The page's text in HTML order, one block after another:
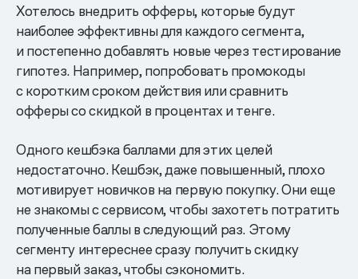
Хотелось внедрить офферы, которые будут
наиболее эффективны для каждого сегмента,
и постепенно добавлять новые через тестирование
гипотез. Например, попробовать промокоды
с коротким сроком действия или сравнить
офферы со скидкой в процентах и тенге.
Одного кешбэка баллами для этих целей
недостаточно. Кешбэк, даже повышенный, плохо
мотивирует новичков на первую покупку. Они еще
не знакомы с сервисом, чтобы захотеть потратить
полученные баллы в следующий раз. Этому
сегменту интереснее сразу получить скидку
на первый заказ, чтобы сэкономить.